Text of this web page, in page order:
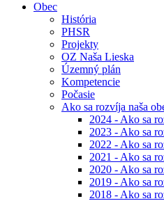
Obec
História
PHSR
Projekty
OZ Naša Lieska
Územný plán
Kompetencie
Počasie
Ako sa rozvíja naša
2024 - Ako sa
2023 - Ako sa
2022 - Ako sa
2021 - Ako sa
2020 - Ako sa
2019 - Ako sa
2018 - Ako sa